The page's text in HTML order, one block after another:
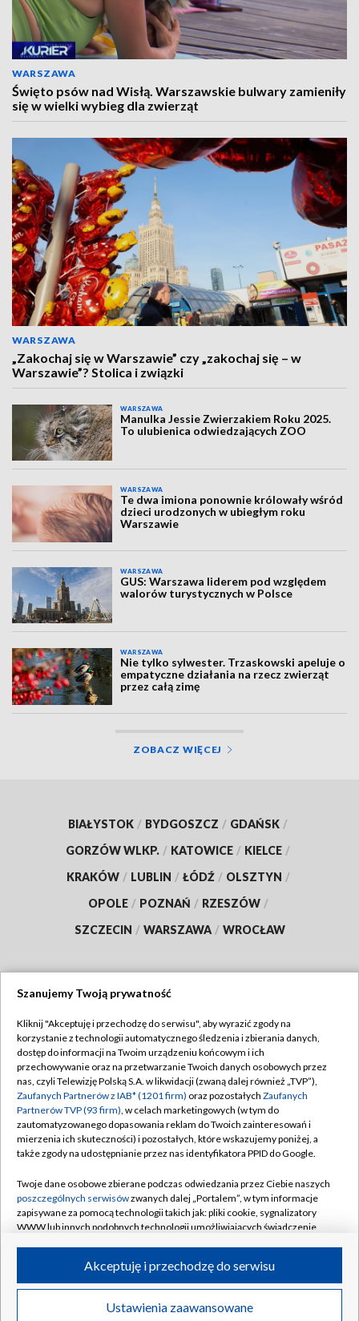
WARSZAWA
Święto psów nad Wisłą. Warszawskie bulwary zamieniły
się w wielki wybieg dla zwierząt
WARSZAWA
„Zakochaj się w Warszawie” czy „zakochaj się – w
Warszawie”? Stolica i związki
WARSZAWA
Manulka Jessie Zwierzakiem Roku 2025.
To ulubienica odwiedzających ZOO
WARSZAWA
Te dwa imiona ponownie królowały wśród
dzieci urodzonych w ubiegłym roku
Warszawie
WARSZAWA
GUS: Warszawa liderem pod względem
walorów turystycznych w Polsce
WARSZAWA
Nie tylko sylwester. Trzaskowski apeluje o
empatyczne działania na rzecz zwierząt
przez całą zimę
ZOBACZ WIĘCEJ
BIAŁYSTOK / BYDGOSZCZ / GDAŃSK /
GORZÓW WLKP. / KATOWICE / KIELCE /
KRAKÓW / LUBLIN / ŁÓDŹ / OLSZTYN /
OPOLE / POZNAŃ / RZESZÓW /
SZCZECIN / WARSZAWA / WROCŁAW
TVP
Abonament TVP
Emisja w TVP
Centrum informacji TVP
Naziemna Telewizja Cyfrowa
Rada Programowa
System NOS
Informacje o nadawcy
Program dla prasy
Regulamin TVP
Polityka prywatności
Moje zgody
Pomoc
Kontakt
Kanały
©2026 Telewizja Polska S.A. w likwidacji
Szanujemy Twoją prywatność
Kliknij "Akceptuję i przechodzę do serwisu", aby wyrazić zgody na
korzystanie z technologii automatycznego śledzenia i zbierania danych,
dostęp do informacji na Twoim urządzeniu końcowym i ich
przechowywanie oraz na przetwarzanie Twoich danych osobowych przez
nas, czyli Telewizję Polską S.A. w likwidacji (zwaną dalej również „TVP”),
Zaufanych Partnerów z IAB* (1201 firm) oraz pozostałych Zaufanych
Partnerów TVP (93 firm), w celach marketingowych (w tym do
zautomatyzowanego dopasowania reklam do Twoich zainteresowań i
mierzenia ich skuteczności) i pozostałych, które wskazujemy poniżej, a
także zgody na udostępnianie przez nas identyfikatora PPID do Google.
Twoje dane osobowe zbierane podczas odwiedzania przez Ciebie naszych
poszczególnych serwisówzwanych dalej „Portalem”, w tym informacje
zapisywane za pomocą technologii takich jak: pliki cookie, sygnalizatory
WWW lub innych podobnych technologii umożliwiających świadczenie
ruchu w Internecie.
Twoje dane osobowe zbierane podczas odwiedzania przez Ciebie
poszczególnych serwisówna Portalu, takie jak adresy IP, identyfikatory
Ustawienia zaawansowane
Akceptuję i przechodzę do serwisu